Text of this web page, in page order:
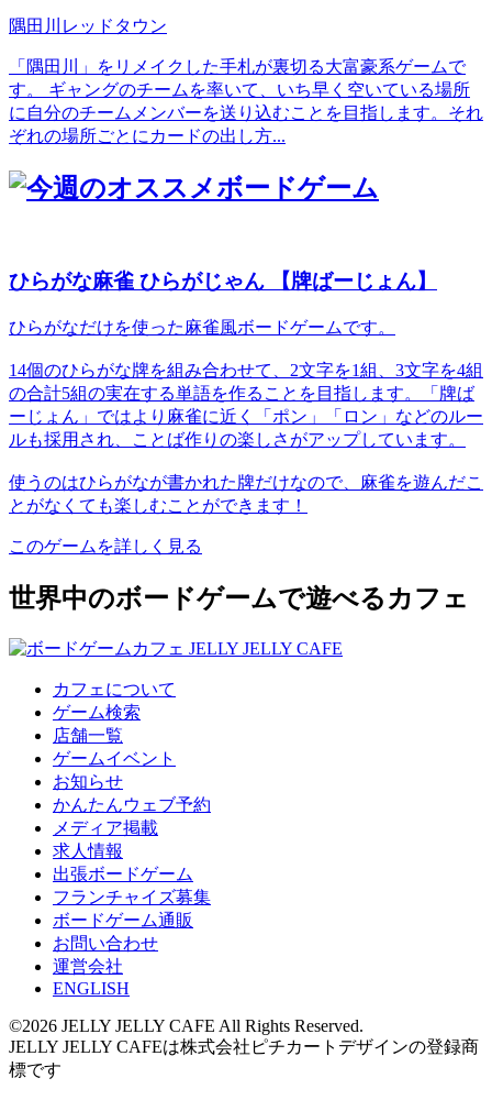
隅田川レッドタウン
「隅田川」をリメイクした手札が裏切る大富豪系ゲームで
す。 ギャングのチームを率いて、いち早く空いている場所
に自分のチームメンバーを送り込むことを目指します。それ
ぞれの場所ごとにカードの出し方...
ひらがな麻雀 ひらがじゃん 【牌ばーじょん】
ひらがなだけを使った麻雀風ボードゲームです。
14個のひらがな牌を組み合わせて、2文字を1組、3文字を4組
の合計5組の実在する単語を作ることを目指します。「牌ば
ーじょん」ではより麻雀に近く「ポン」「ロン」などのルー
ルも採用され、ことば作りの楽しさがアップしています。
使うのはひらがなが書かれた牌だけなので、麻雀を遊んだこ
とがなくても楽しむことができます！
このゲームを詳しく見る
世界中のボードゲームで遊べるカフェ
カフェについて
ゲーム検索
店舗一覧
ゲームイベント
お知らせ
かんたんウェブ予約
メディア掲載
求人情報
出張ボードゲーム
フランチャイズ募集
ボードゲーム通販
お問い合わせ
運営会社
ENGLISH
©2026 JELLY JELLY CAFE All Rights Reserved.
JELLY JELLY CAFEは株式会社ピチカートデザインの登録商
標です